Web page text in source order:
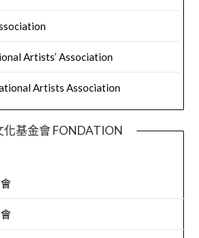
Artists’ Association
Artists Association
化基金會 FONDATION